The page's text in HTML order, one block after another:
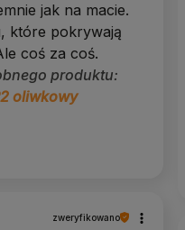
jak na macie.
które pokrywają
coś za coś.
produktu:
oliwkowy
zweryfikowano